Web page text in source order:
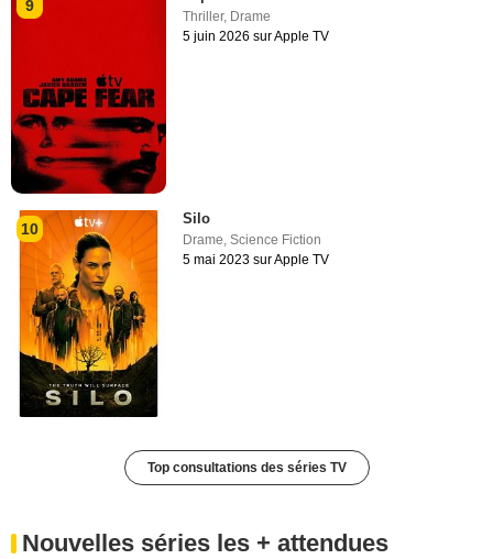
9
Thriller, Drame
5 juin 2026 sur Apple TV
10
Silo
Drame,Science Fiction
5 mai 2023 sur Apple TV
Top consultations des séries TV
Nouvelles séries les + attendues